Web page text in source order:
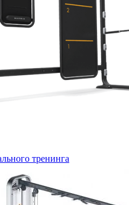
тренинга